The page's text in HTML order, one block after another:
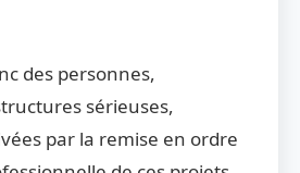
des personnes,
sérieuses,
par la remise en ordre